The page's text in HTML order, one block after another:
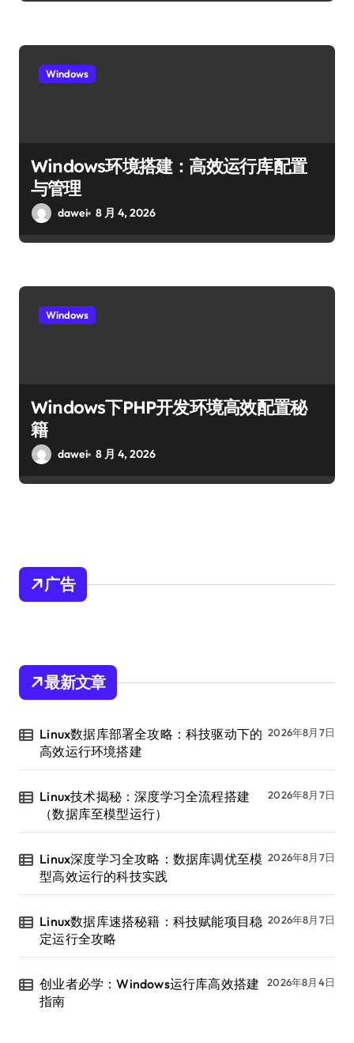
Windows
Windows环境搭建：高效运行库配置
与管理
dawei 8 月 4, 2026
Windows
Windows下PHP开发环境高效配置秘
籍
dawei 8 月 4, 2026
广告
最新文章
Linux数据库部署全攻略：科技驱动下的
高效运行环境搭建
2026年8月7日
Linux技术揭秘：深度学习全流程搭建
（数据库至模型运行）
2026年8月7日
Linux深度学习全攻略：数据库调优至模
型高效运行的科技实践
2026年8月7日
Linux数据库速搭秘籍：科技赋能项目稳
定运行全攻略
2026年8月7日
创业者必学：Windows运行库高效搭建
指南
2026年8月4日